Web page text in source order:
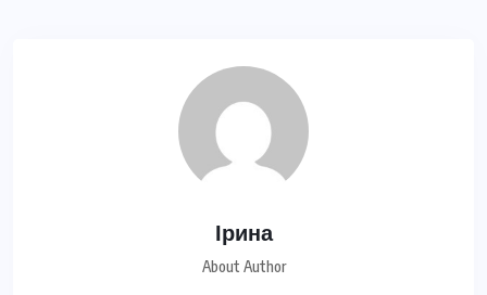
Ірина
About Author